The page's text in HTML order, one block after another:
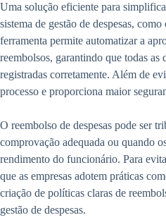
Uma solução eficiente para
sistema de gestão de despesas,
ferramenta permite automatizar a
reembolsos, garantindo que todas as
registradas corretamente. Além de
processo e proporciona maior
O reembolso de despesas pode ser
comprovação adequada ou quando
rendimento do funcionário. Para
que as empresas adotem práticas
criação de políticas claras de
gestão de despesas.